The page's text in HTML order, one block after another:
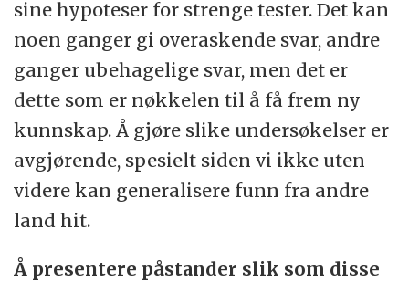
sine hypoteser for strenge tester. Det kan
noen ganger gi overaskende svar, andre
ganger ubehagelige svar, men det er
dette som er nøkkelen til å få frem ny
kunnskap. Å gjøre slike undersøkelser er
avgjørende, spesielt siden vi ikke uten
videre kan generalisere funn fra andre
land hit.
Å presentere påstander slik som disse